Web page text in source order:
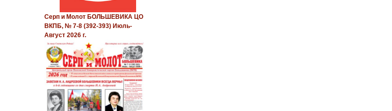
Серп и Молот БОЛЬШЕВИКА ЦО
ВКПБ, № 7-8 (392-393) Июль-
Август 2026 г.